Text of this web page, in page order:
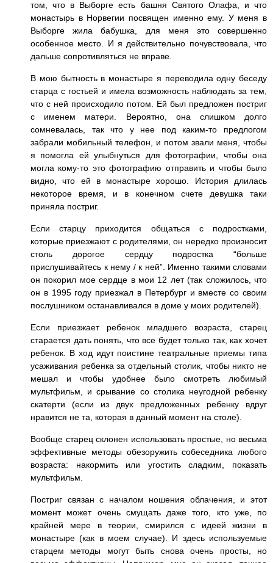
том, что в Выборге есть башня Святого Олафа, и что
монастырь в Норвегии посвящен именно ему. У меня в
Выборге жила бабушка, для меня это совершенно
особенное место. И я действительно почувствовала, что
дальше сопротивляться не вправе.
В мою бытность в монастыре я переводила одну беседу
старца с гостьей и имела возможность наблюдать за тем,
что с ней происходило потом. Ей был предложен постриг
с именем матери. Вероятно, она слишком долго
сомневалась, так что у нее под каким-то предлогом
забрали мобильный телефон, и потом звали меня, чтобы
я помогла ей улыбнуться для фотографии, чтобы она
могла кому-то это фотографию отправить и чтобы было
видно, что ей в монастыре хорошо. История длилась
некоторое время, и в конечном счете девушка таки
приняла постриг.
Если старцу приходится общаться с подростками,
которые приезжают с родителями, он нередко произносит
столь дорогое сердцу подростка “больше
прислушивайтесь к нему / к ней”. Именно такими словами
он покорил мое сердце в мои 12 лет (так сложилось, что
он в 1995 году приезжал в Петербург и вместе со своим
послушником останавливался в доме у моих родителей).
Если приезжает ребенок младшего возраста, старец
старается дать понять, что все будет только так, как хочет
ребенок. В ход идут поистине театральные приемы типа
усаживания ребенка за отдельный столик, чтобы никто не
мешал и чтобы удобнее было смотреть любимый
мультфильм, и срывание со столика неугодной ребенку
скатерти (если из двух предложенных ребенку вдруг
нравится не та, которая в данный момент на столе).
Вообще старец склонен использовать простые, но весьма
эффективные методы обезоружить собеседника любого
возраста: накормить или угостить сладким, показать
мультфильм.
Постриг связан с началом ношения облачения, и этот
момент может очень смущать даже того, кто уже, по
крайней мере в теории, смирился с идеей жизни в
монастыре (как в моем случае). И здесь используемые
старцем методы могут быть снова очень просты, но